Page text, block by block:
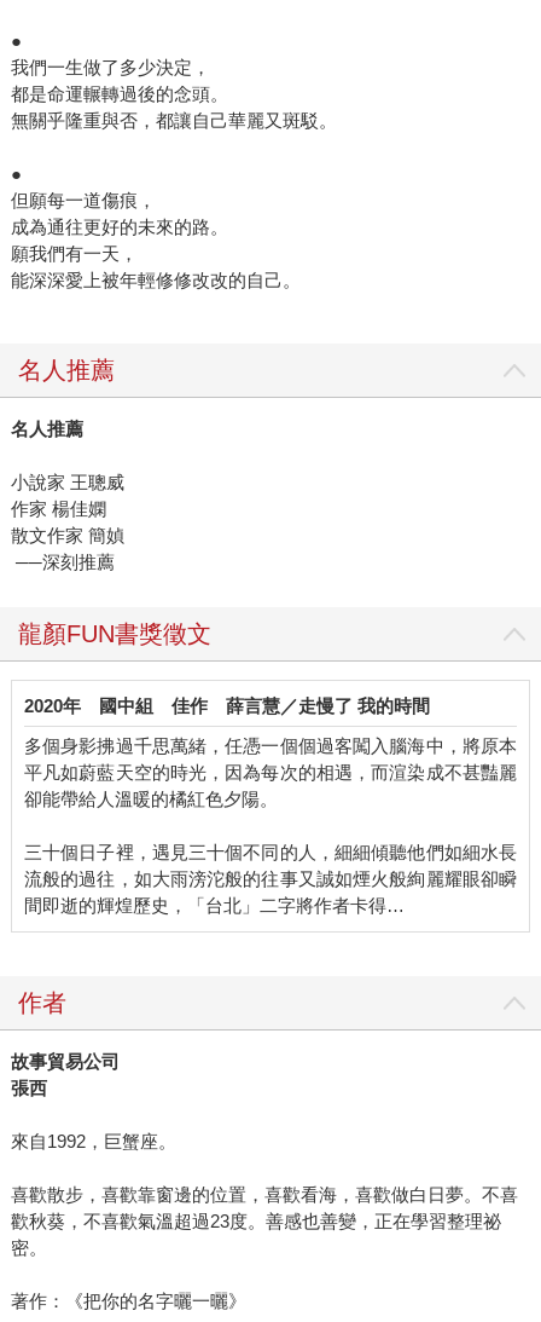
●
我們一生做了多少決定，
都是命運輾轉過後的念頭。
無關乎隆重與否，都讓自己華麗又斑駁。
●
但願每一道傷痕，
成為通往更好的未來的路。
願我們有一天，
能深深愛上被年輕修修改改的自己。
名人推薦
名人推薦
小說家 王聰威
作家 楊佳嫻
散文作家 簡媜
──深刻推薦
龍顏FUN書獎徵文
2020年 國中組 佳作 薛言慧／走慢了 我的時間
多個身影拂過千思萬緒，任憑一個個過客闖入腦海中，將原本
平凡如蔚藍天空的時光，因為每次的相遇，而渲染成不甚豔麗
卻能帶給人溫暖的橘紅色夕陽。
三十個日子裡，遇見三十個不同的人，細細傾聽他們如細水長
流般的過往，如大雨滂沱般的往事又誠如煙火般絢麗耀眼卻瞬
間即逝的輝煌歷史，「台北」二字將作者卡得…
作者
故事貿易公司
張西
來自1992，巨蟹座。
喜歡散步，喜歡靠窗邊的位置，喜歡看海，喜歡做白日夢。不喜
歡秋葵，不喜歡氣溫超過23度。善感也善變，正在學習整理祕
密。
著作：《把你的名字曬一曬》